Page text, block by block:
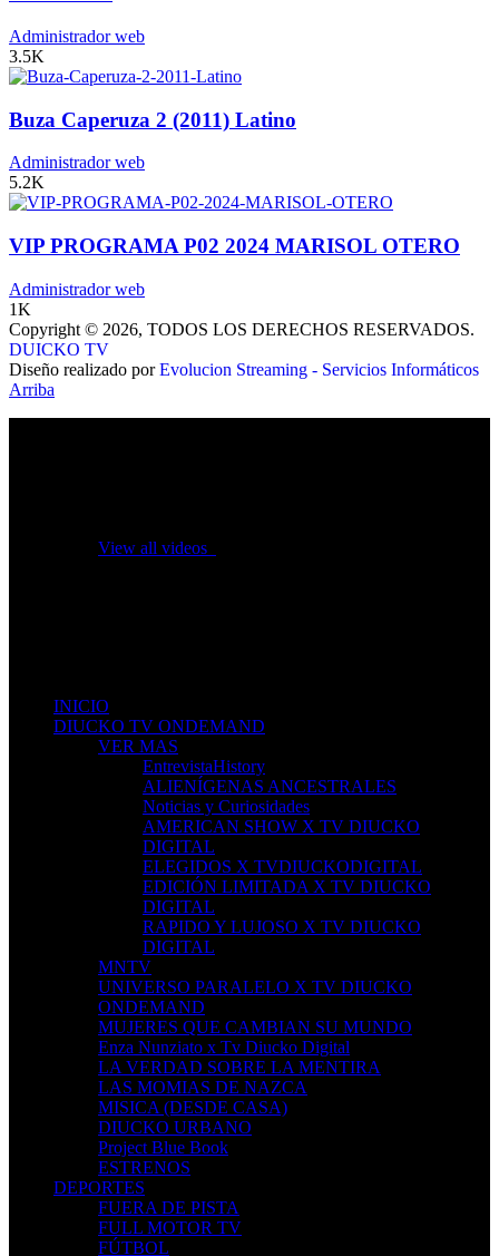
Administrador web
3.5K
Buza Caperuza 2 (2011) Latino
Administrador web
5.2K
VIP PROGRAMA P02 2024 MARISOL OTERO
Administrador web
1K
Copyright © 2026, TODOS LOS DERECHOS RESERVADOS.
DUICKO TV
Diseño realizado porEvolucion Streaming - Servicios Informáticos
Arriba
View all videos
INICIO
DIUCKO TV ONDEMAND
VER MAS
EntrevistaHistory
ALIENÍGENAS ANCESTRALES
Noticias y Curiosidades
AMERICAN SHOW X TV DIUCKO
DIGITAL
ELEGIDOS X TVDIUCKODIGITAL
EDICIÓN LIMITADA X TV DIUCKO
DIGITAL
RAPIDO Y LUJOSO X TV DIUCKO
DIGITAL
MNTV
UNIVERSO PARALELO X TV DIUCKO
ONDEMAND
MUJERES QUE CAMBIAN SU MUNDO
Enza Nunziato x Tv Diucko Digital
LA VERDAD SOBRE LA MENTIRA
LAS MOMIAS DE NAZCA
MISICA (DESDE CASA)
DIUCKO URBANO
Project Blue Book
ESTRENOS
DEPORTES
FUERA DE PISTA
FULL MOTOR TV
FÚTBOL